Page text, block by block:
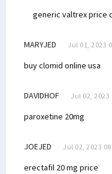
generic valtrex price
MARYJED Jul 01, 2023
buy clomid online usa
DAVIDHOF Jul 02, 2023
paroxetine 20mg
JOEJED Jul 02, 2023
erectafil 20 mg price